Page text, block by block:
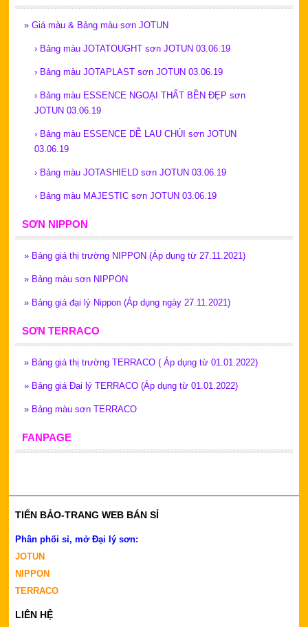
» Giá màu & Bảng màu sơn JOTUN
› Bảng màu JOTATOUGHT sơn JOTUN 03.06.19
› Bảng màu JOTAPLAST sơn JOTUN 03.06.19
› Bảng màu ESSENCE NGOẠI THẤT BỀN ĐẸP sơn
JOTUN 03.06.19
› Bảng màu ESSENCE DỄ LAU CHÙI sơn JOTUN
03.06.19
› Bảng màu JOTASHIELD sơn JOTUN 03.06.19
› Bảng màu MAJESTIC sơn JOTUN 03.06.19
SƠN NIPPON
» Bảng giá thị trường NIPPON (Áp dụng từ 27.11.2021)
» Bảng màu sơn NIPPON
» Bảng giá đại lý Nippon (Áp dụng ngày 27.11.2021)
SƠN TERRACO
» Bảng giá thị trường TERRACO ( Áp dụng từ 01.01.2022)
» Bảng giá Đại lý TERRACO (Áp dụng từ 01.01.2022)
» Bảng màu sơn TERRACO
FANPAGE
TIẾN BẢO-TRANG WEB BÁN SỈ
Phân phối sỉ, mở Đại lý sơn:
JOTUN
NIPPON
TERRACO
LIÊN HỆ